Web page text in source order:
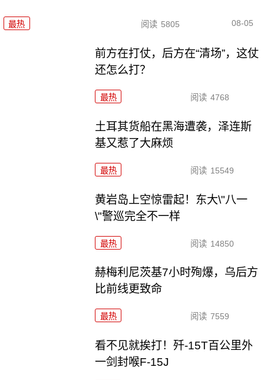
最热 阅读 5805 08-05
前方在打仗，后方在“清场”，这仗
还怎么打？
最热 阅读 4768
土耳其货船在黑海遭袭，泽连斯
基又惹了大麻烦
最热 阅读 15549
黄岩岛上空惊雷起！东大\"八一
\"警巡完全不一样
最热 阅读 14850
赫梅利尼茨基7小时殉爆，乌后方
比前线更致命
最热 阅读 7559
看不见就挨打！歼-15T百公里外
一剑封喉F-15J